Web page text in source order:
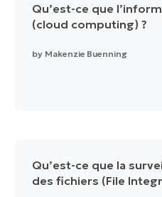
Qu’est-ce que
(cloud computing) ?
by Makenzie Buenning
Qu’est-ce que la
des fichiers (File